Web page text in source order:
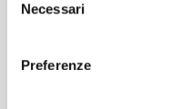
delNecessari
Preferenze